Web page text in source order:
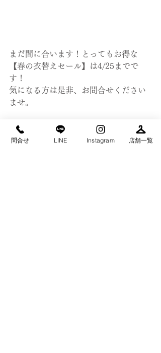
まだ間に合います！とってもお得な
【春の衣替えセール】は4/25までで
す！
気になる方は是非、お問合せください
ませ。
タチハナもInstagramを始めました！
こちらも是非、フォローしていただけ
問合せ LINE Instagram 店舗一覧